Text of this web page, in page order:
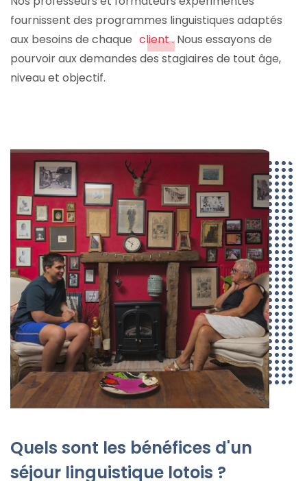
fournissent des programmes linguistiques adaptés
aux besoins de chaque client. Nous essayons de
pourvoir aux demandes des stagiaires de tout âge,
niveau et objectif.
Quels sont les bénéfices d'un
séjour linguistique lotois ?